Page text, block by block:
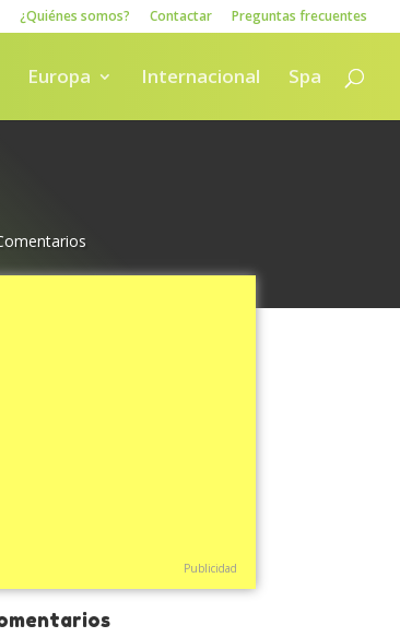
¿Quiénes somos? Contactar Preguntas frecuentes
Europa Internacional Spa
Publicidad